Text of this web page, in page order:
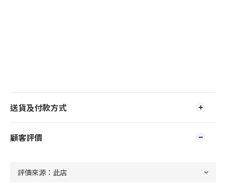
送貨及付款方式
顧客評價